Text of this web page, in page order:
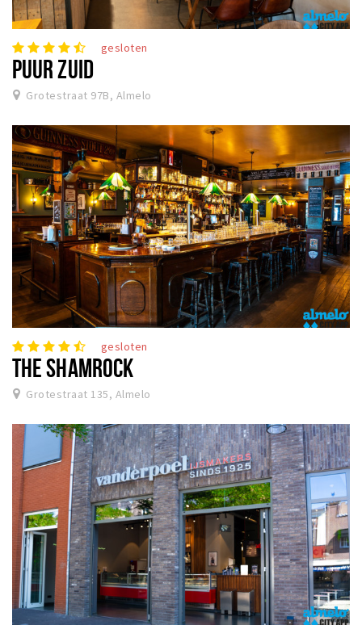
gesloten
PUUR ZUID
Grotestraat 97B, Almelo
gesloten
THE SHAMROCK
Grotestraat 135, Almelo